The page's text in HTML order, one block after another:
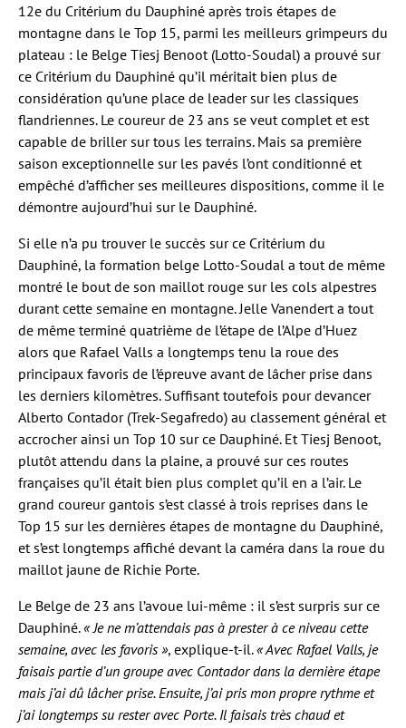
12e du Critérium du Dauphiné après trois étapes de
montagne dans le Top 15, parmi les meilleurs grimpeurs du
plateau : le Belge Tiesj Benoot (Lotto-Soudal) a prouvé sur
ce Critérium du Dauphiné qu’il méritait bien plus de
considération qu’une place de leader sur les classiques
flandriennes. Le coureur de 23 ans se veut complet et est
capable de briller sur tous les terrains. Mais sa première
saison exceptionnelle sur les pavés l’ont conditionné et
empêché d’afficher ses meilleures dispositions, comme il le
démontre aujourd’hui sur le Dauphiné.
Si elle n’a pu trouver le succès sur ce Critérium du
Dauphiné, la formation belge Lotto-Soudal a tout de même
montré le bout de son maillot rouge sur les cols alpestres
durant cette semaine en montagne. Jelle Vanendert a tout
de même terminé quatrième de l’étape de l’Alpe d’Huez
alors que Rafael Valls a longtemps tenu la roue des
principaux favoris de l’épreuve avant de lâcher prise dans
les derniers kilomètres. Suffisant toutefois pour devancer
Alberto Contador (Trek-Segafredo) au classement général et
accrocher ainsi un Top 10 sur ce Dauphiné. Et Tiesj Benoot,
plutôt attendu dans la plaine, a prouvé sur ces routes
françaises qu’il était bien plus complet qu’il en a l’air. Le
grand coureur gantois s’est classé à trois reprises dans le
Top 15 sur les dernières étapes de montagne du Dauphiné,
et s’est longtemps affiché devant la caméra dans la roue du
maillot jaune de Richie Porte.
Le Belge de 23 ans l’avoue lui-même : il s’est surpris sur ce
Dauphiné.« Je ne m’attendais pas à prester à ce niveau cette
semaine, avec les favoris », explique-t-il.« Avec Rafael Valls, je
faisais partie d’un groupe avec Contador dans la dernière étape
mais j’ai dû lâcher prise. Ensuite, j’ai pris mon propre rythme et
j’ai longtemps su rester avec Porte. Il faisais très chaud et